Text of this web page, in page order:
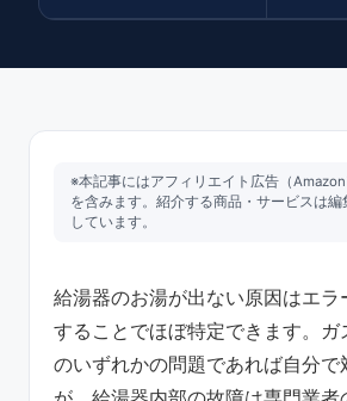
※本記事にはアフィリエイト広告（Amazon
を含みます。紹介する商品・サービスは編
しています。
給湯器のお湯が出ない原因はエラ
することでほぼ特定できます。ガ
のいずれかの問題であれば自分で